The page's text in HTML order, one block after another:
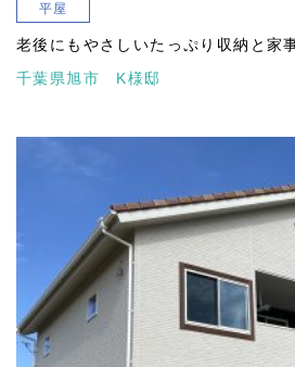
平屋
老後にもやさしいたっぷり収納と家
千葉県旭市 K様邸